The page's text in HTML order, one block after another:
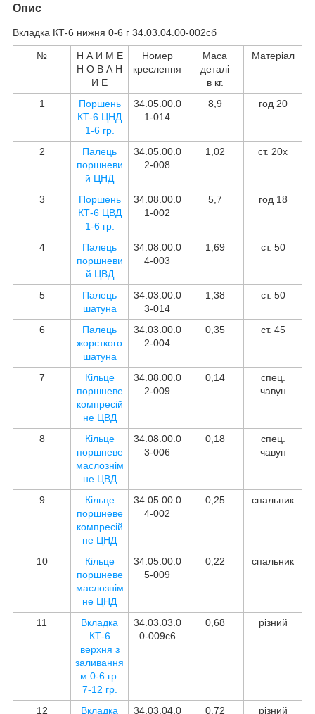
Опис
Вкладка КТ-6 нижня 0-6 г 34.03.04.00-002сб
№
Н А И М Е
Н О В А Н
И Е
Номер
креслення
Маса
деталі
в кг.
Матеріал
1
Поршень
КТ-6 ЦНД
1-6 гр.
34.05.00.0
1-014
8,9 год 20
2
Палець
поршневи
й ЦНД
34.05.00.0
2-008
1,02 ст. 20х
3
Поршень
КТ-6 ЦВД
1-6 гр.
34.08.00.0
1-002
5,7 год 18
4
Палець
поршневи
й ЦВД
34.08.00.0
4-003
1,69 ст. 50
5
Палець
шатуна
34.03.00.0
3-014
1,38 ст. 50
6
Палець
жорсткого
шатуна
34.03.00.0
2-004
0,35 ст. 45
7
Кільце
поршневе
компресій
не ЦВД
34.08.00.0
2-009
0,14
спец.
чавун
8
Кільце
поршневе
маслознім
не ЦВД
34.08.00.0
3-006
0,18
спец.
чавун
9
Кільце
поршневе
компресій
не ЦНД
34.05.00.0
4-002
0,25 спальник
10
Кільце
поршневе
маслознім
не ЦНД
34.05.00.0
5-009
0,22 спальник
11
Вкладка
КТ-6
верхня з
заливання
м 0-6 гр.
7-12 гр.
34.03.03.0
0-009с6
0,68 різний
12 Вкладка 34.03.04.0 0,72 різний